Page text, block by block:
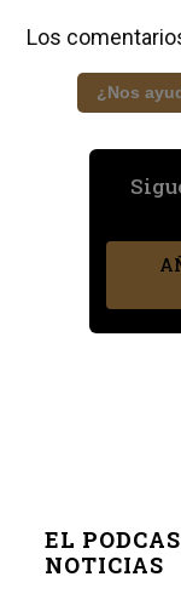
Los
¿Nos
EL
NOTICIAS